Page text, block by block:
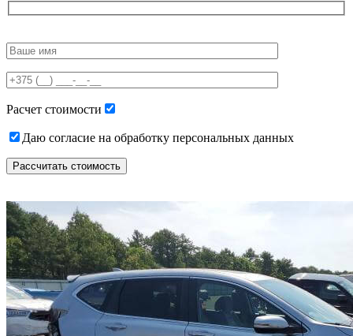
leave
field
empty.
Расчет стоимости
Даю согласие на обработку персональных данных